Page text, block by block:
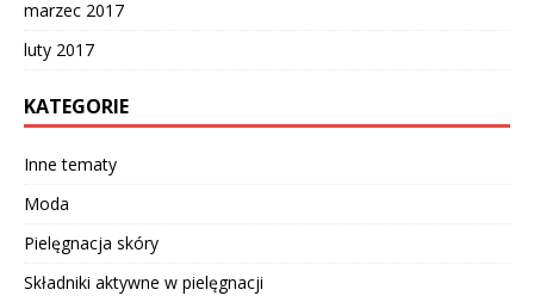
marzec 2017
luty 2017
KATEGORIE
Inne tematy
Moda
Pielęgnacja skóry
Składniki aktywne w pielęgnacji